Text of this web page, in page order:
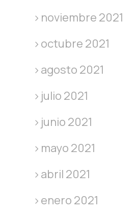
noviembre 2021
octubre 2021
agosto 2021
julio 2021
junio 2021
mayo 2021
abril 2021
enero 2021